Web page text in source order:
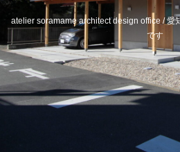
atelier soramame architect design office / 愛
です